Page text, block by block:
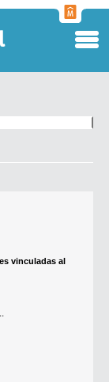
vinculadas al